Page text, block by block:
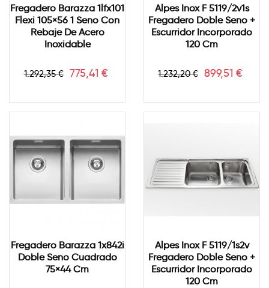
Fregadero Barazza 1lfx101
Flexi 105×56 1 Seno Con
Rebaje De Acero
Inoxidable
Precio
1.292,35 € Precio
775,41 €
Alpes Inox F 5119/2v1s
Fregadero Doble Seno +
Escurridor Incorporado
120 Cm
Precio
1.232,20 € Precio
899,51 €
Fregadero Barazza 1x842i
Doble Seno Cuadrado
75×44 Cm
Alpes Inox F 5119/1s2v
Fregadero Doble Seno +
Escurridor Incorporado
120 Cm